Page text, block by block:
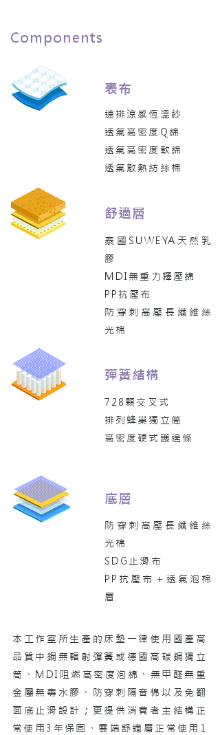
Components
表布
速排涼感恆溫紗
透氣高密度Q綿
透氣高密度軟綿
透氣散熱紡絲棉
舒適層
泰國SUWEYA天然乳
膠
MDI無重力釋壓綿
PP抗壓布
防穿刺高壓長纖維絲
光棉
彈簧結構
728顆交叉式
排列蜂巢獨立筒
高密度硬式護邊條
底層
防穿刺高壓長纖維絲
光棉
SDG止滑布
PP抗壓布＋透氣泡棉
層
本工作室所生產的床墊一律使用國產高
品質中鋼無輻射彈簧或德國高碳鋼 獨立
筒、MDI阻燃高密度泡綿、無甲醛無重
金屬無毒水膠、防穿刺隔音棉以及免翻
面底止滑設計；更提供消費者主結構正
常使用3年保固、雲端舒適層正常使用1